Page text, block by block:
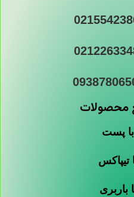
محصولات
پست
تیپاکس
باربری